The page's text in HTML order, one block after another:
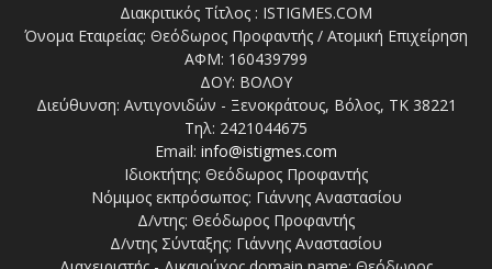
Διακριτικός Τίτλος : ISTIGMES.COM
Όνομα Εταιρείας: Θεόδωρος Προφαντής / Ατομική Επιχείρηση
ΑΦΜ: 160439799
ΔΟΥ: ΒΟΛΟΥ
Διεύθυνση: Αντιγονιδών - Ξενοκράτους, Βόλος, ΤΚ 38221
Τηλ: 2421044675
Email: info@istigmes.com
Ιδιοκτήτης: Θεόδωρος Προφαντής
Νόμιμος εκπρόσωπος: Γιάννης Αναστασίου
Δ/ντης: Θεόδωρος Προφαντής
Δ/ντης Σύνταξης: Γιάννης Αναστασίου